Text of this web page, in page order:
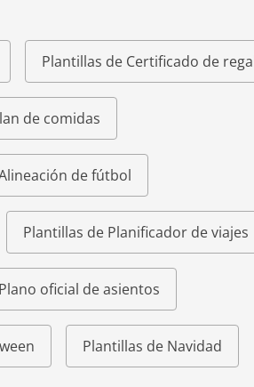
Plantillas de Certificado de
de comidas
de fútbol
Plantillas de Planificador de viajes
oficial de asientos
Plantillas de Navidad